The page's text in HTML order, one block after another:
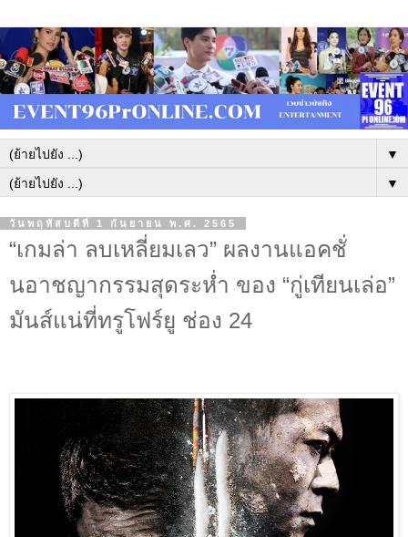
▼
▼
วันพฤหัสบดีที่ 1 กันยายน พ.ศ. 2565
“เกมล่า ลบเหลี่ยมเลว” ผลงานแอคชั่
นอาชญากรรมสุดระห่ำ ของ “กู่เทียนเล่อ”
มันส์แน่ที่ทรูโฟร์ยู ช่อง 24